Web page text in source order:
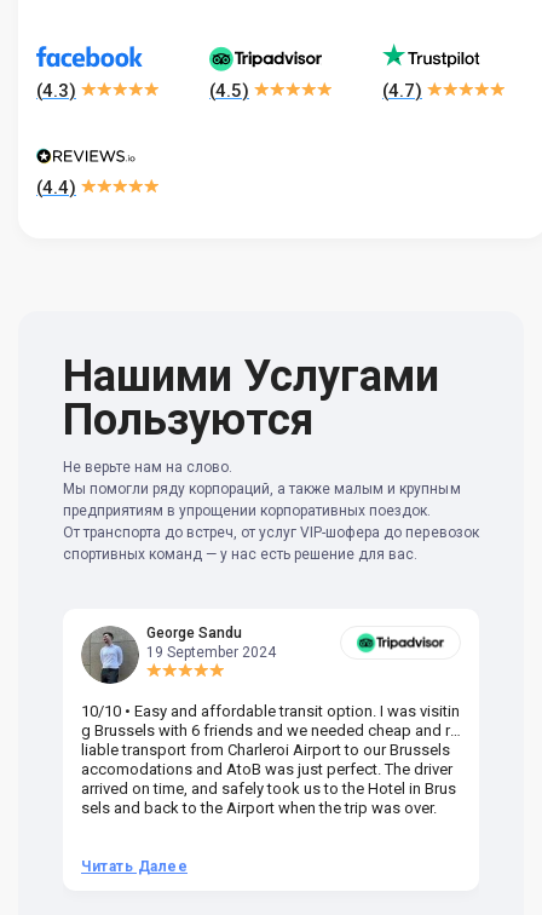
(4.3) (4.5) (4.7)
(4.4)
Нашими Услугами
Пользуются
Не верьте нам на слово.
Мы помогли ряду корпораций, а также малым и крупным
предприятиям в упрощении корпоративных поездок.
От транспорта до встреч, от услуг VIP-шофера до перевозок
спортивных команд — у нас есть решение для вас.
George Sandu
19 September 2024
10/10 • Easy and affordable transit option. I was visitin
g Brussels with 6 friends and we needed cheap and re
liable transport from Charleroi Airport to our Brussels
accomodations and AtoB was just perfect. The driver
arrived on time, and safely took us to the Hotel in Brus
sels and back to the Airport when the trip was over.
Читать Далее